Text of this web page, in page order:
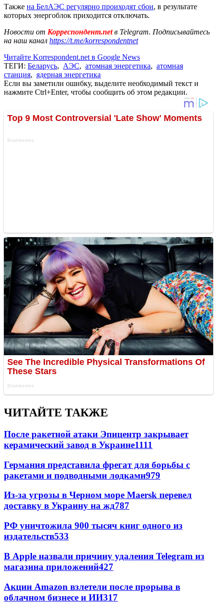
Также на БелАЭС регулярно проиходят сбои, в результате
которых энергоблок приходится отключать.
Новости от Корреспондент.netв Telegram. Подписывайтесь
на наш канал https://t.me/korrespondentnet
Читайте Korrespondent.net в Google News
ТЕГИ: Беларусь, АЭС, атомная энергетика, атомная
станция, ядерная энергетика
Если вы заметили ошибку, выделите необходимый текст и
нажмите Ctrl+Enter, чтобы сообщить об этом редакции.
ЧИТАЙТЕ ТАКЖЕ
После ракетной атаки Эпицентр закрывает
керамический завод в Украине1111
Германия представила фрегат для борьбы с
ракетами и подводными лодками979
Из-за угрозы в Черном море Maersk перевел
доставку в Украину на жд787
РФ уничтожила 900 тысяч книг одного из
издательств533
В Apple назвали причину удаления Telegram из
магазина приложений427
Акции Amazon взлетели после прорыва в
облачном бизнесе и ИИ317